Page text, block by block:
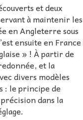
et deux
à maintenir les
en Angleterre sous
ensuite en France
» ! À partir de
et la
divers modèles
: le principe de
dans la